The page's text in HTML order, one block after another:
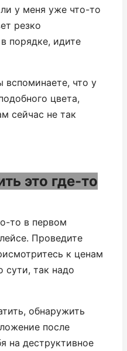
у меня уже что-то
резко
порядке, идите
вспоминаете, что у
цвета,
сейчас не так
это где-то
то в первом
Проведите
к ценам
сути, так надо
обнаружить
после
на деструктивное